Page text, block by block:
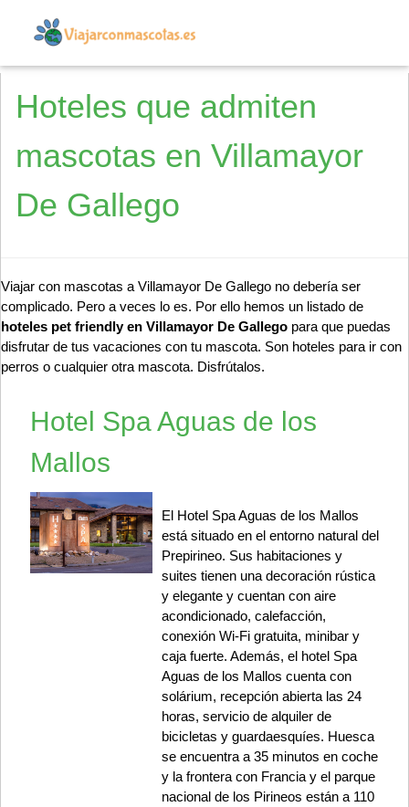
Hoteles que admiten
mascotas en Villamayor
De Gallego
Viajar con mascotas a Villamayor De Gallego no debería ser
complicado. Pero a veces lo es. Por ello hemos un listado de
hoteles pet friendly en Villamayor De Gallego para que puedas
disfrutar de tus vacaciones con tu mascota. Son hoteles para ir con
perros o cualquier otra mascota. Disfrútalos.
Hotel Spa Aguas de los
Mallos
El Hotel Spa Aguas de los Mallos
está situado en el entorno natural del
Prepirineo. Sus habitaciones y
suites tienen una decoración rústica
y elegante y cuentan con aire
acondicionado, calefacción,
conexión Wi-Fi gratuita, minibar y
caja fuerte. Además, el hotel Spa
Aguas de los Mallos cuenta con
solárium, recepción abierta las 24
horas, servicio de alquiler de
bicicletas y guardaesquíes. Huesca
se encuentra a 35 minutos en coche
y la frontera con Francia y el parque
nacional de los Pirineos están a 110